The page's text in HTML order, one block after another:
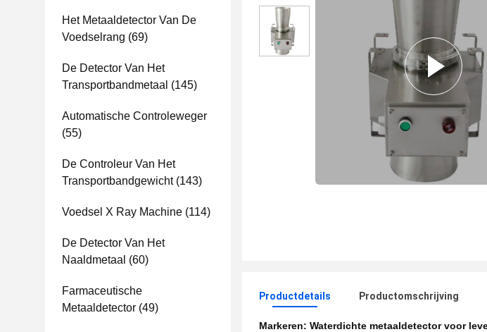
Het Metaaldetector Van De
Voedselrang (69)
De Detector Van Het
Transportbandmetaal (145)
Automatische Controleweger
(55)
De Controleur Van Het
Transportbandgewicht(143)
Voedsel X Ray Machine (114)
De Detector Van Het
Naaldmetaal (60)
Farmaceutische
Metaaldetector (49)
Productdetails Productomschrijving
Markeren: Waterdichte metaaldetector voor